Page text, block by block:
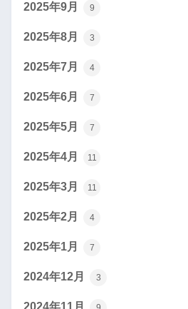
2025年9月 9
2025年8月 3
2025年7月 4
2025年6月 7
2025年5月 7
2025年4月 11
2025年3月 11
2025年2月 4
2025年1月 7
2024年12月 3